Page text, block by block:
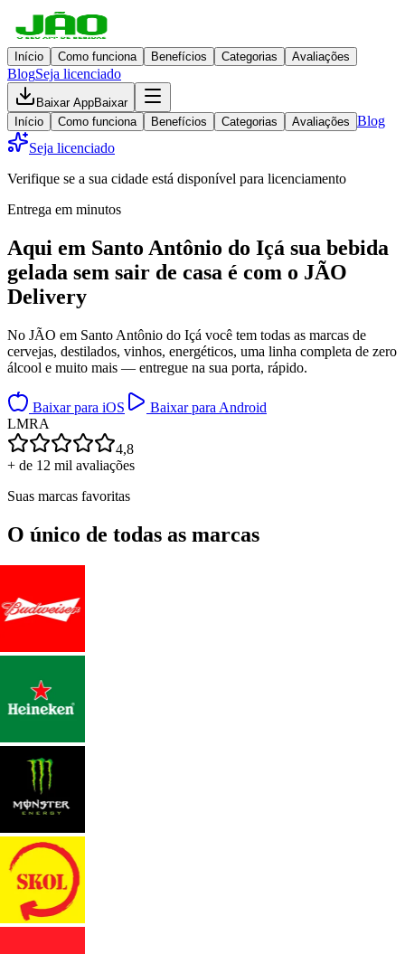
Início Como funciona Benefícios Categorias Avaliações
BlogSeja licenciado
Baixar AppBaixar
Início
Como funciona Benefícios Categorias Avaliações Blog
Seja licenciado
Verifique se a sua cidade está disponível para licenciamento
Entrega em minutos
Aqui em Santo Antônio do Içá sua bebida
gelada sem sair de casa é com o JÃO
Delivery
No JÃO em Santo Antônio do Içá você tem todas as marcas de
cervejas, destilados, vinhos, energéticos, uma linha completa de zero
álcool e muito mais — entregue na sua porta, rápido.
Baixar para iOS
Baixar para Android
LMRA
4,8
+ de 12 mil avaliações
Suas marcas favoritas
O único de todas as marcas